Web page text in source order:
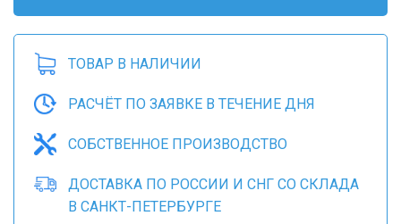
ТОВАР В НАЛИЧИИ
РАСЧЁТ ПО ЗАЯВКЕ В ТЕЧЕНИЕ ДНЯ
СОБСТВЕННОЕ ПРОИЗВОДСТВО
ДОСТАВКА ПО РОССИИ И СНГ СО СКЛАДА
В САНКТ-ПЕТЕРБУРГЕ